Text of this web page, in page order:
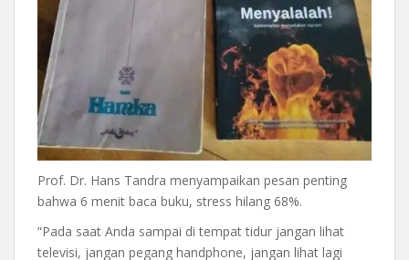
Prof. Dr. Hans Tandra menyampaikan pesan penting
bahwa 6 menit baca buku, stress hilang 68%.
“Pada saat Anda sampai di tempat tidur jangan lihat
televisi, jangan pegang handphone, jangan lihat lagi